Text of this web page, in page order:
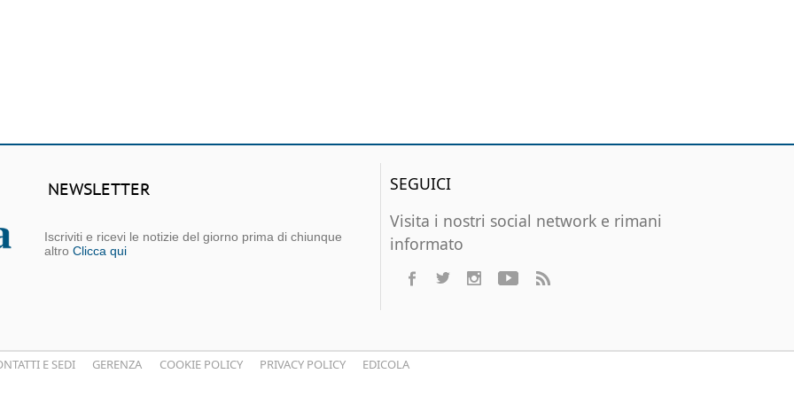
NEWSLETTER
Iscriviti e ricevi le notizie del giorno prima di chiunque
altro Clicca qui
SEGUICI
Visita i nostri social network e rimani
informato
E SEDI GERENZA COOKIE POLICY PRIVACY POLICY EDICOLA